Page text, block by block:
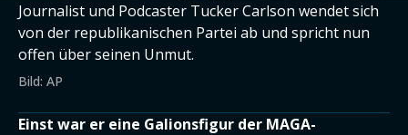
Journalist und Podcaster Tucker Carlson wendet sich
von der republikanischen Partei ab und spricht nun
offen über seinen Unmut.
Bild: AP
Einst war er eine Galionsfigur der MAGA-